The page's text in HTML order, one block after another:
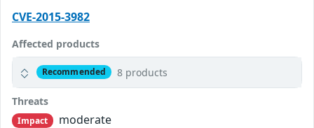
CVE-2015-3982
Affected products
Recommended 8 products
Threats
Impact
moderate